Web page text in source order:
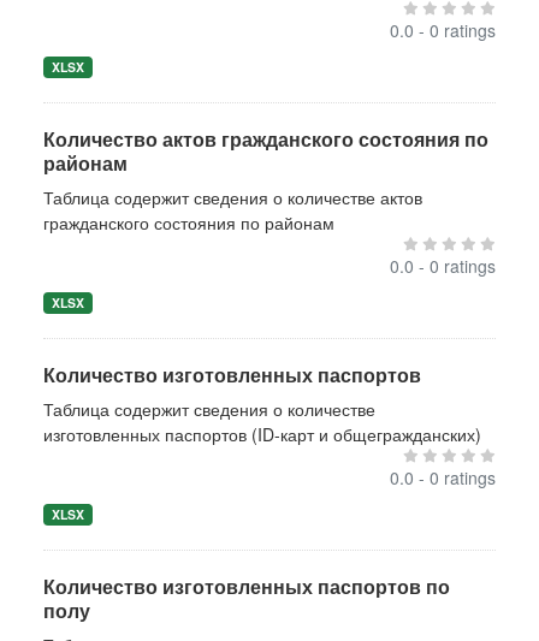
0.0 - 0 ratings
XLSX
Количество актов гражданского состояния по
районам
Таблица содержит сведения о количестве актов
гражданского состояния по районам
0.0 - 0 ratings
XLSX
Количество изготовленных паспортов
Таблица содержит сведения о количестве
изготовленных паспортов (ID-карт и общегражданских)
0.0 - 0 ratings
XLSX
Количество изготовленных паспортов по
полу